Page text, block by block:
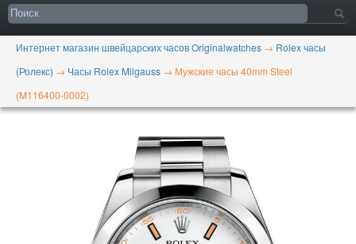
Интернет магазин швейцарских часов Originalwatches → Rolex часы
(Ролекс) → Часы Rolex Milgauss → Мужские часы 40mm Steel
(M116400-0002)